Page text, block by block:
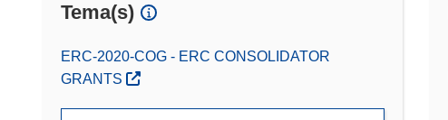
Tema(s)
ERC-2020-COG - ERC CONSOLIDATOR
GRANTS